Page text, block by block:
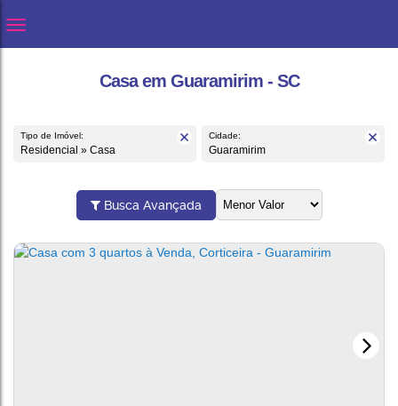
Casa em Guaramirim - SC
Tipo de Imóvel:
Residencial » Casa
Cidade:
Guaramirim
Busca Avançada